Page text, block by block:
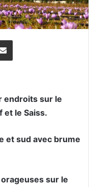
endroits sur le
et le Saiss.
et sud avec brume
sur le